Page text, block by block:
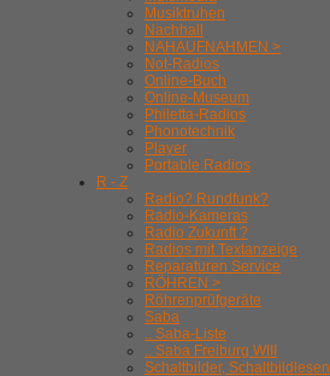
Musiktruhen
Nachhall
NAHAUFNAHMEN >
Not-Radios
Online-Buch
Online-Museum
Philetta-Radios
Phonotechnik
Player
Portable Radios
R - Z
Radio? Rundfunk?
Radio-Kameras
Radio Zukunft ?
Radios mit Textanzeige
Reparaturen Service
RÖHREN >
Röhrenprüfgeräte
Saba
.. Saba-Liste
.. Saba Freiburg WIII
Schaltbilder, Schaltbildlesen